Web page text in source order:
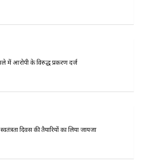
में आरोपी के विरुद्ध प्रकरण दर्ज
दिवस की तैयारियों का लिया जायजा